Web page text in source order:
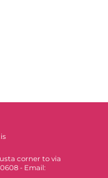
corner to via
- Email: